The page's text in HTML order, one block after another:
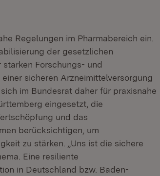
Regelungen im Pharmabereich ein.
der gesetzlichen
Forschungs- und
sicheren Arzneimittelversorgung
im Bundesrat daher für praxisnahe
eingesetzt, die
und das
berücksichtigen, um
zu stärken. „Uns ist die sichere
Eine resiliente
in Deutschland bzw. Baden-